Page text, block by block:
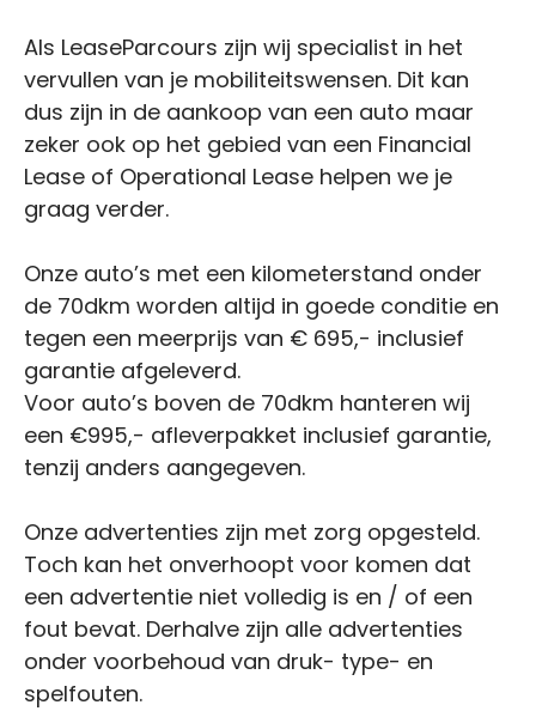
Als LeaseParcours zijn wij specialist in het
vervullen van je mobiliteitswensen. Dit kan
dus zijn in de aankoop van een auto maar
zeker ook op het gebied van een Financial
Lease of Operational Lease helpen we je
graag verder.
Onze auto’s met een kilometerstand onder
de 70dkm worden altijd in goede conditie en
tegen een meerprijs van € 695,- inclusief
garantie afgeleverd.
Voor auto’s boven de 70dkm hanteren wij
een €995,- afleverpakket inclusief garantie,
tenzij anders aangegeven.
Onze advertenties zijn met zorg opgesteld.
Toch kan het onverhoopt voor komen dat
een advertentie niet volledig is en / of een
fout bevat. Derhalve zijn alle advertenties
onder voorbehoud van druk- type- en
spelfouten.